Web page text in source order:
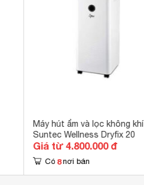
Máy hút ẩm và lọc không khí
Suntec Wellness Dryfix 20
Giá từ 4.800.000 đ
Có 8 nơi bán